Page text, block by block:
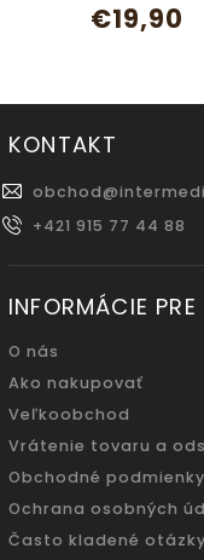
€19,90
KONTAKT
obchod@
+421 915 77 44 88
INFORMÁCIE PRE
O nás
Ako nakupovať
Veľkoobchod
Vrátenie tovaru a
Obchodné podmienky
Ochrana osobných
Často kladené otázky